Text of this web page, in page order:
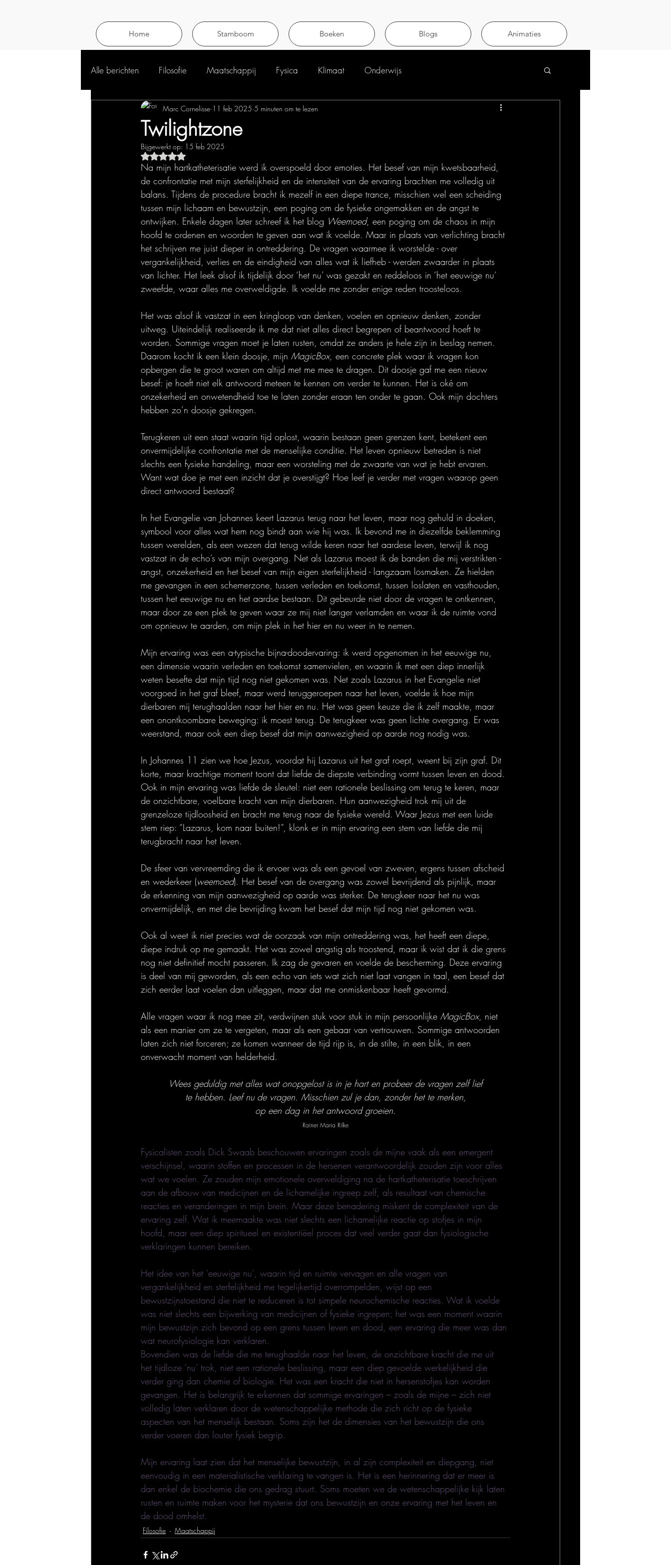
Home Stamboom Boeken Blogs Animaties
Alle berichten Filosofie Maatschappij Fysica Klimaat Onderwijs
Twilightzone
Marc Cornelisse 11 feb 2025 5 minuten om te lezen
Bijgewerkt op: 15 feb 2025
Beoordeeld met NaN uit 5 sterren.
Na mijn hartkatheterisatie werd ik overspoeld door emoties. Het besef van mijn kwetsbaarheid,
de confrontatie met mijn sterfelijkheid en de intensiteit van de ervaring brachten me volledig uit
balans. Tijdens de procedure bracht ik mezelf in een diepe trance, misschien wel een scheiding
tussen mijn lichaam en bewustzijn, een poging om de fysieke ongemakken en de angst te
ontwijken. Enkele dagen later schreef ik het blog Weemoed, een poging om de chaos in mijn
hoofd te ordenen en woorden te geven aan wat ik voelde. Maar in plaats van verlichting bracht
het schrijven me juist dieper in ontreddering. De vragen waarmee ik worstelde - over
vergankelijkheid, verlies en de eindigheid van alles wat ik liefheb - werden zwaarder in plaats
van lichter. Het leek alsof ik tijdelijk door ‘het nu’ was gezakt en reddeloos in ‘het eeuwige nu’
zweefde, waar alles me overweldigde. Ik voelde me zonder enige reden troosteloos.
Het was alsof ik vastzat in een kringloop van denken, voelen en opnieuw denken, zonder
uitweg. Uiteindelijk realiseerde ik me dat niet alles direct begrepen of beantwoord hoeft te
worden. Sommige vragen moet je laten rusten, omdat ze anders je hele zijn in beslag nemen.
Daarom kocht ik een klein doosje, mijn MagicBox, een concrete plek waar ik vragen kon
opbergen die te groot waren om altijd met me mee te dragen. Dit doosje gaf me een nieuw
besef: je hoeft niet elk antwoord meteen te kennen om verder te kunnen. Het is oké om
onzekerheid en onwetendheid toe te laten zonder eraan ten onder te gaan. Ook mijn dochters
hebben zo’n doosje gekregen.
Terugkeren uit een staat waarin tijd oplost, waarin bestaan geen grenzen kent, betekent een
onvermijdelijke confrontatie met de menselijke conditie. Het leven opnieuw betreden is niet
slechts een fysieke handeling, maar een worsteling met de zwaarte van wat je hebt ervaren.
Want wat doe je met een inzicht dat je overstijgt? Hoe leef je verder met vragen waarop geen
direct antwoord bestaat?
In het Evangelie van Johannes keert Lazarus terug naar het leven, maar nog gehuld in doeken,
symbool voor alles wat hem nog bindt aan wie hij was. Ik bevond me in diezelfde beklemming
tussen werelden, als een wezen dat terug wilde keren naar het aardese leven, terwijl ik nog
vastzat in de echo’s van mijn overgang. Net als Lazarus moest ik de banden die mij verstrikten -
angst, onzekerheid en het besef van mijn eigen sterfelijkheid - langzaam losmaken. Ze hielden
me gevangen in een schemerzone, tussen verleden en toekomst, tussen loslaten en vasthouden,
tussen het eeuwige nu en het aardse bestaan. Dit gebeurde niet door de vragen te ontkennen,
maar door ze een plek te geven waar ze mij niet langer verlamden en waar ik de ruimte vond
om opnieuw te aarden, om mijn plek in het hier en nu weer in te nemen.
Mijn ervaring was een a-typische bijna-doodervaring: ik werd opgenomen in het eeuwige nu,
een dimensie waarin verleden en toekomst samenvielen, en waarin ik met een diep innerlijk
weten besefte dat mijn tijd nog niet gekomen was. Net zoals Lazarus in het Evangelie niet
voorgoed in het graf bleef, maar werd teruggeroepen naar het leven, voelde ik hoe mijn
dierbaren mij terughaalden naar het hier en nu. Het was geen keuze die ik zelf maakte, maar
een onontkoombare beweging: ik moest terug. De terugkeer was geen lichte overgang. Er was
weerstand, maar ook een diep besef dat mijn aanwezigheid op aarde nog nodig was.
In Johannes 11 zien we hoe Jezus, voordat hij Lazarus uit het graf roept, weent bij zijn graf. Dit
korte, maar krachtige moment toont dat liefde de diepste verbinding vormt tussen leven en dood.
Ook in mijn ervaring was liefde de sleutel: niet een rationele beslissing om terug te keren, maar
de onzichtbare, voelbare kracht van mijn dierbaren. Hun aanwezigheid trok mij uit de
grenzeloze tijdloosheid en bracht me terug naar de fysieke wereld. Waar Jezus met een luide
stem riep: “Lazarus, kom naar buiten!”, klonk er in mijn ervaring een stem van liefde die mij
terugbracht naar het leven.
De sfeer van vervreemding die ik ervoer was als een gevoel van zweven, ergens tussen afscheid
en wederkeer (weemoed). Het besef van de overgang was zowel bevrijdend als pijnlijk, maar
de erkenning van mijn aanwezigheid op aarde was sterker. De terugkeer naar het nu was
onvermijdelijk, en met die bevrijding kwam het besef dat mijn tijd nog niet gekomen was.
Ook al weet ik niet precies wat de oorzaak van mijn ontreddering was, het heeft een diepe,
diepe indruk op me gemaakt. Het was zowel angstig als troostend, maar ik wist dat ik die grens
nog niet definitief mocht passeren. Ik zag de gevaren en voelde de bescherming. Deze ervaring
is deel van mij geworden, als een echo van iets wat zich niet laat vangen in taal, een besef dat
zich eerder laat voelen dan uitleggen, maar dat me onmiskenbaar heeft gevormd.
Alle vragen waar ik nog mee zit, verdwijnen stuk voor stuk in mijn persoonlijke MagicBox, niet
als een manier om ze te vergeten, maar als een gebaar van vertrouwen. Sommige antwoorden
laten zich niet forceren; ze komen wanneer de tijd rijp is, in de stilte, in een blik, in een
onverwacht moment van helderheid.
Wees geduldig met alles wat onopgelost is in je hart en probeer de vragen zelf lief
te hebben. Leef nu de vragen. Misschien zul je dan, zonder het te merken,
op een dag in het antwoord groeien.
Rainer Maria Rilke
Fysicalisten zoals Dick Swaab beschouwen ervaringen zoals de mijne vaak als een emergent
verschijnsel, waarin stoffen en processen in de hersenen verantwoordelijk zouden zijn voor alles
wat we voelen. Ze zouden mijn emotionele overweldiging na de hartkatheterisatie toeschrijven
aan de afbouw van medicijnen en de lichamelijke ingreep zelf, als resultaat van chemische
reacties en veranderingen in mijn brein. Maar deze benadering miskent de complexiteit van de
ervaring zelf. Wat ik meemaakte was niet slechts een lichamelijke reactie op stofjes in mijn
hoofd, maar een diep spiritueel en existentiëel proces dat veel verder gaat dan fysiologische
verklaringen kunnen bereiken.
Het idee van het 'eeuwige nu', waarin tijd en ruimte vervagen en alle vragen van
vergankelijkheid en sterfelijkheid me tegelijkertijd overrompelden, wijst op een
bewustzijnstoestand die niet te reduceren is tot simpele neurochemische reacties. Wat ik voelde
was niet slechts een bijwerking van medicijnen of fysieke ingrepen; het was een moment waarin
mijn bewustzijn zich bevond op een grens tussen leven en dood, een ervaring die meer was dan
wat neurofysiologie kan verklaren.
Bovendien was de liefde die me terughaalde naar het leven, de onzichtbare kracht die me uit
het tijdloze ‘nu’ trok, niet een rationele beslissing, maar een diep gevoelde werkelijkheid die
verder ging dan chemie of biologie. Het was een kracht die niet in hersenstofjes kan worden
gevangen. Het is belangrijk te erkennen dat sommige ervaringen – zoals de mijne – zich niet
volledig laten verklaren door de wetenschappelijke methode die zich richt op de fysieke
aspecten van het menselijk bestaan. Soms zijn het de dimensies van het bewustzijn die ons
verder voeren dan louter fysiek begrip.
Mijn ervaring laat zien dat het menselijke bewustzijn, in al zijn complexiteit en diepgang, niet
eenvoudig in een materialistische verklaring te vangen is. Het is een herinnering dat er meer is
dan enkel de biochemie die ons gedrag stuurt. Soms moeten we de wetenschappelijke kijk laten
rusten en ruimte maken voor het mysterie dat ons bewustzijn en onze ervaring met het leven en
de dood omhelst.
Filosofie Maatschappij